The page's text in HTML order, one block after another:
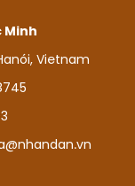
Minh
Vietnam